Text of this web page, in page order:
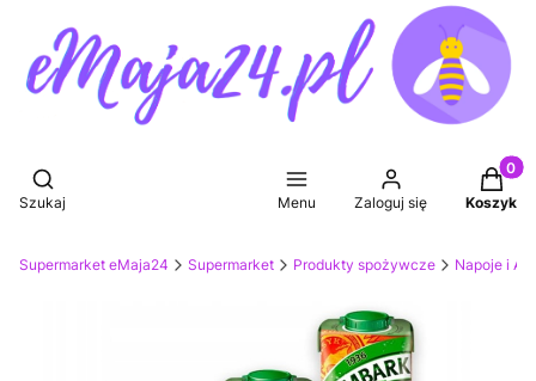
Otwórz wyszukiwarkę
Szukaj Menu Zaloguj się Koszyk
Supermarket eMaja24 Supermarket Produkty spożywcze Napoje i